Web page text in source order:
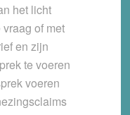
het licht
of met
en zijn
te voeren
voeren